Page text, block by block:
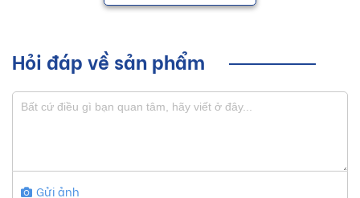
Hỏi đáp về sản phẩm
Gửi ảnh